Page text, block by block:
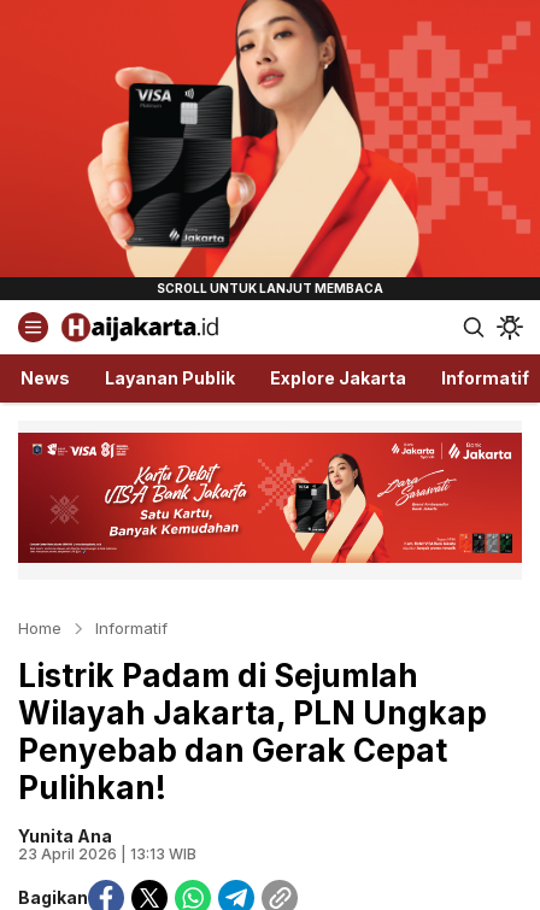
Haijakarta.id
Semua Tentang Jakarta Ada Disini!
News Layanan Publik Explore Jakarta Informatif
Home Informatif
Listrik Padam di Sejumlah
Wilayah Jakarta, PLN Ungkap
Penyebab dan Gerak Cepat
Pulihkan!
Yunita Ana
23 April 2026 | 13:13 WIB
Bagikan